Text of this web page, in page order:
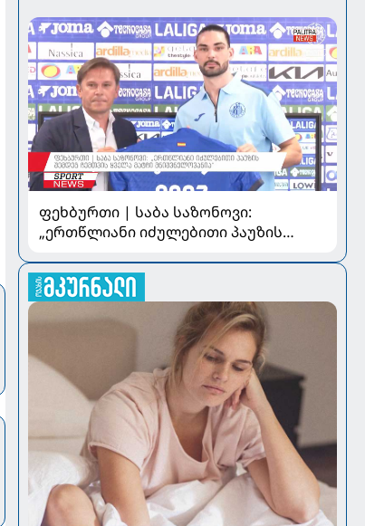
ფეხბურთი | საბა საზონოვი:
„ერთწლიანი იძულებითი პაუზის
მნიშვნელოვანია“